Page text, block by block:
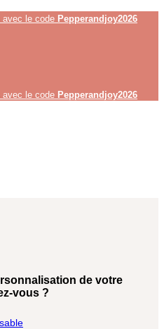
avec le code Pepperandjoy2026
avec le code Pepperandjoy2026
de votre
vous ?